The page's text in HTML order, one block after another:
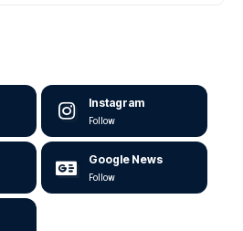
Instagram
Follow
Google News
Follow